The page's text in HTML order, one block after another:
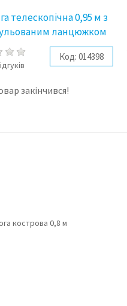
телескопічна 0,95 м з
ланцюжком
Код: 014398
закінчився!